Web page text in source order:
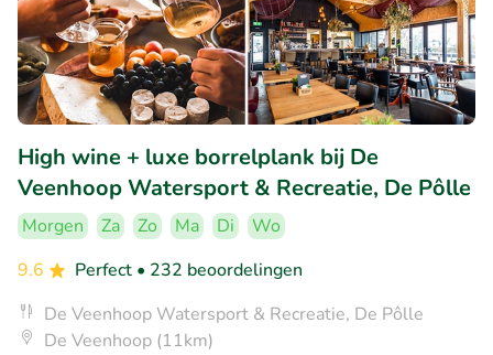
High wine + luxe borrelplank bij De
Veenhoop Watersport & Recreatie, De Pôlle
Morgen Za Zo Ma Di
Wo
9.6
Perfect • 232 beoordelingen
De Veenhoop Watersport & Recreatie, De Pôlle
De Veenhoop (11km)